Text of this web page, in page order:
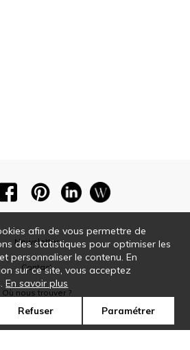
Newsletter
Contact
Où nous trouver ?
afin de vous permettre de
des statistiques pour optimiser les
personnaliser le contenu. En
sur ce site, vous acceptez
En savoir plus
Refuser Paramétrer